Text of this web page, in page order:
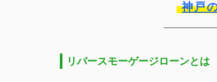
神戸
リバースモーゲージローンとは